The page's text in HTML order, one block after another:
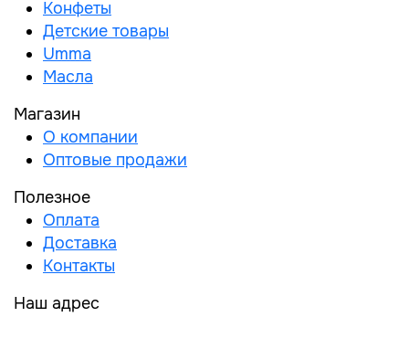
Конфеты
Детские товары
Umma
Масла
Магазин
О компании
Оптовые продажи
Полезное
Оплата
Доставка
Контакты
Наш адрес